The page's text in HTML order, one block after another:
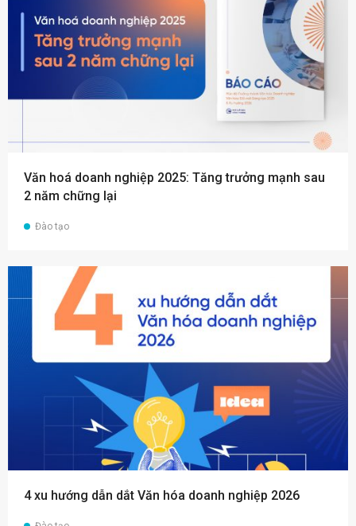
Văn hoá doanh nghiệp 2025: Tăng trưởng mạnh sau
2 năm chững lại
Đào tạo
4 xu hướng dẫn dắt Văn hóa doanh nghiệp 2026